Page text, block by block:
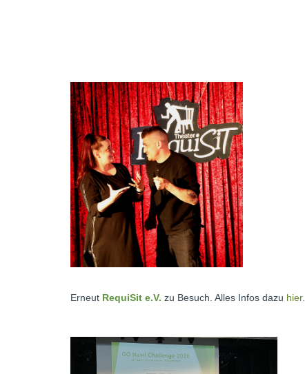
Erneut RequiSit e.V. zu Besuch. Alles Infos dazu hier.